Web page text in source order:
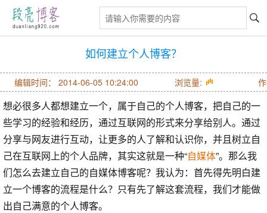
如何建立个人博客？
编辑时间： 2014-06-05 10:24:00 浏览量:
想必很多人都想建立一个，属于自己的个人博客，把自己的一
些学习的经验和经历，通过互联网的形式来分享给别人。通过
分享与网友进行互动，让更多的人了解和认识你，并且树立自
己在互联网上的个人品牌，其实这就是一种“自媒体”。那么我
们怎么去建立自己的自媒体博客呢？我认为：首先得先明白建
立一个博客的流程是什么？只有先了解这套流程，我们才能做
出自己满意的个人博客。